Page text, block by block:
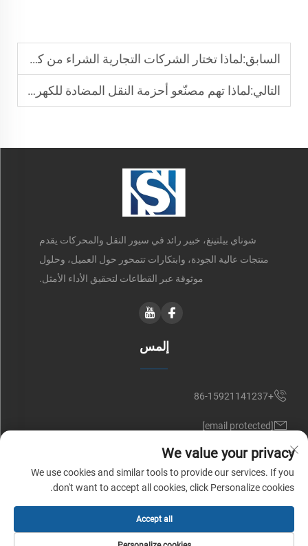
السابق:لماذا تختار الشركات التجارية الشراء من كبار مصنعي سيور النقل البلاستيكية (PVC)
التالي:لماذا تهم مصنّعو أحزمة النقل المضادة للكهرباء الساكنة في المصانع
شوناي بيلتينغ، خبير رائد في سيور النقل والمحركات يقدم
منتجات عالية الجودة، وابتكارات تتمحور حول العميل، وحلول
موثوقة عبر القطاعات لتحقيق الأداء الأمثل.
إلمس
+86-15921141237
[email protected]
RM 602, NO. 1509, CAOAN ROAD, SHANGHAI, CHINA
محفوظة |سياسة الخصوصية
We value your privacy
We use cookies and similar tools to provide our services. If you
don't want to accept all cookies, click Personalize cookies.
Accept all